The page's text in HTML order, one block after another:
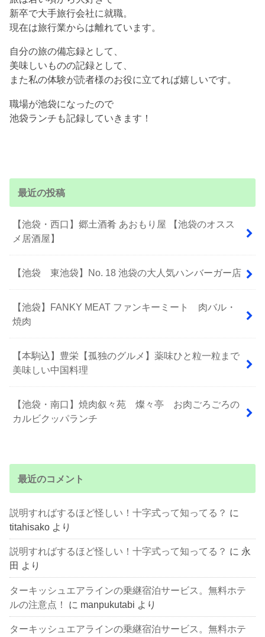
新卒で大手旅行会社に就職。
現在は旅行業からは離れています。
自分の旅の備忘録として、
美味しいものの記録として、
また私の体験が読者様のお役に立てれば嬉しいです。
職場が池袋になったので
池袋ランチも記録していきます！
最近の投稿
【池袋・西口】郷土酒肴 あおもり屋 【池袋のオスス
メ居酒屋】
【池袋 東池袋】No. 18 池袋の大人気ハンバーガー店
【池袋】FANKY MEAT ファンキーミート 肉バル・
焼肉
【本駒込】豊栄【孤独のグルメ】薬味ひと粒一粒まで
美味しい中国料理
【池袋・南口】焼肉叙々苑 燦々亭 お肉ごろごろの
カルビクッパランチ
最近のコメント
説明すればするほど怪しい！十字式って知ってる？ に
titahisako より
説明すればするほど怪しい！十字式って知ってる？ に 永
田 より
ターキッシュエアラインの乗継宿泊サービス。無料ホテ
ルの注意点！
に manpukutabi より
ターキッシュエアラインの乗継宿泊サービス。無料ホテ